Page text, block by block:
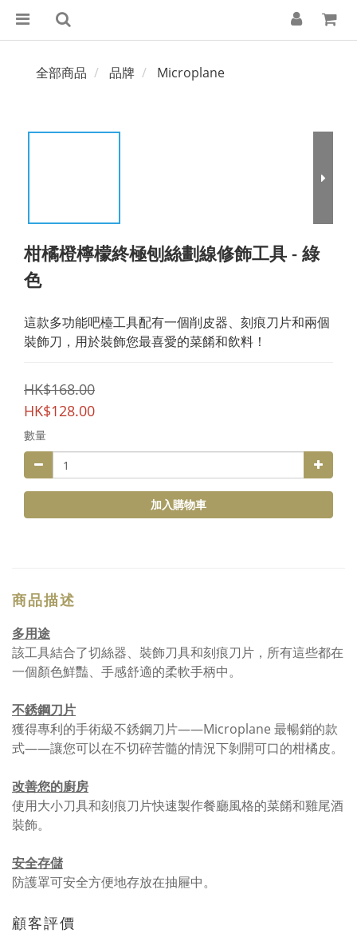
全部商品 品牌 Microplane
柑橘橙檸檬終極刨絲劃線修飾工具 - 綠
色
這款多功能吧檯工具配有一個削皮器、刻痕刀片和兩個
裝飾刀，用於裝飾您最喜愛的菜餚和飲料！
HK$168.00
HK$128.00
數量
加入購物車
商品描述
多用途
該工具結合了切絲器、裝飾刀具和刻痕刀片，所有這些都在
一個顏色鮮豔、手感舒適的柔軟手柄中。
不銹鋼刀片
獲得專利的手術級不銹鋼刀片——Microplane 最暢銷的款
式——讓您可以在不切碎苦髓的情況下剝開可口的柑橘皮。
改善您的廚房
使用大小刀具和刻痕刀片快速製作餐廳風格的菜餚和雞尾酒
裝飾。
安全存儲
防護罩可安全方便地存放在抽屜中。
顧客評價